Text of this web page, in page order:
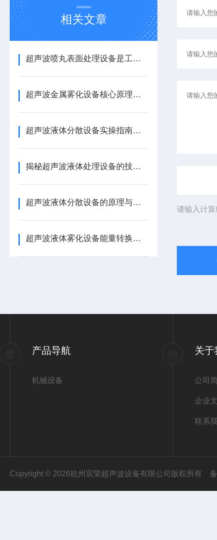
相关文章
超声波喷丸表面处理设备是工艺与应用介绍
超声波金属雾化设备核心原理与应用场景
超声波液体分散设备实操指南：细节把控与工艺优化
揭秘超声波液体处理设备的技术奥秘
超声波液体分散设备的原理与应用解析
超声波液体雾化设备能量转换机制 涂料分散喷涂工艺适配详解
请输入计
产品导航
机械设备
关于
公司
企业
联系
Copyright © 2026杭州宸荣超声波设备有限公司版权所有